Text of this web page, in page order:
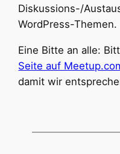
Diskussions-/
WordPress-Themen.
Eine Bitte an alle:
Seite auf
damit wir